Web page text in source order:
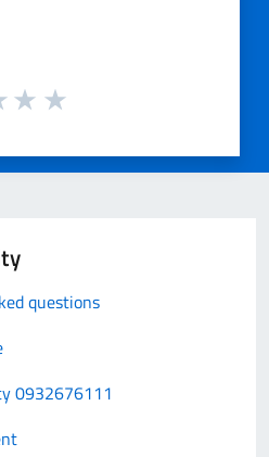
questions
0932676111